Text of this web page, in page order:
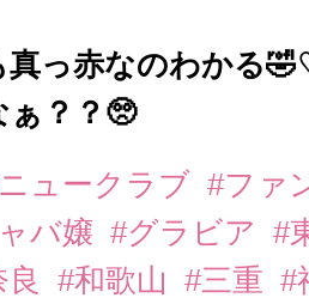
真っ赤なのわかる
ぁ？？🥺
ュークラブ #ファ
バ嬢 #グラビア
#
良 #和歌山 #三重 #